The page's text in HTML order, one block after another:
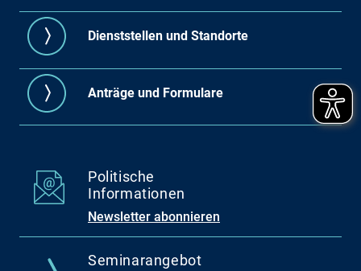
Dienststellen und Standorte
Anträge und Formulare
Politische
Informationen
Newsletter abonnieren
Seminarangebot